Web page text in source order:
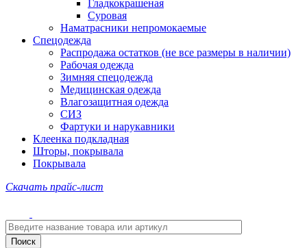
Гладкокрашеная
Суровая
Наматрасники непромокаемые
Спецодежда
Распродажа остатков (не все размеры в наличии)
Рабочая одежда
Зимняя спецодежда
Медицинская одежда
Влагозащитная одежда
СИЗ
Фартуки и нарукавники
Клеенка подкладная
Шторы, покрывала
Покрывала
Скачать прайс-лист